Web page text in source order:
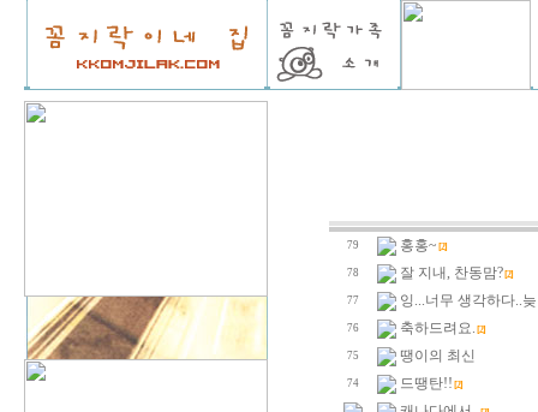
79 홍홍~ [2]
78 잘 지내, 찬동맘? [2]
77 잉...너무 생각하다..
76 축하드려요. [2]
75 땡이의 최신
74 드땡탄!! [2]